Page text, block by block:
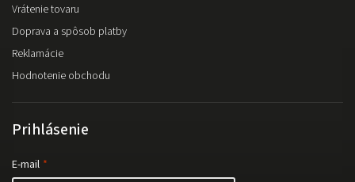
Vrátenie tovaru
Doprava a spôsob platby
Reklamácie
Hodnotenie obchodu
Prihlásenie
E-mail